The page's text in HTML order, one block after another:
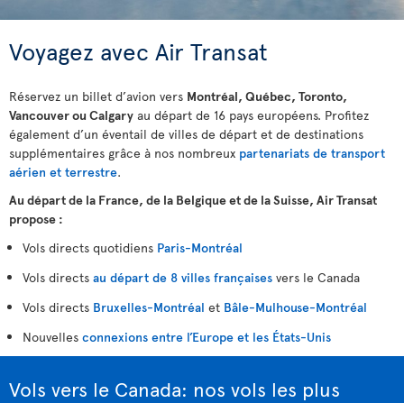
Voyagez avec Air Transat
Réservez un billet d’avion vers Montréal, Québec, Toronto,
Vancouver ou Calgary au départ de 16 pays européens. Profitez
également d’un éventail de villes de départ et de destinations
supplémentaires grâce à nos nombreux partenariats de transport
aérien et terrestre.
Au départ de la France, de la Belgique et de la Suisse, Air Transat
propose :
Vols directs quotidiens Paris-Montréal
Vols directs au départ de 8 villes françaises vers le Canada
Vols directs Bruxelles-Montréal et Bâle-Mulhouse-Montréal
Nouvelles connexions entre l’Europe et les États-Unis
Vols vers le Canada: nos vols les plus